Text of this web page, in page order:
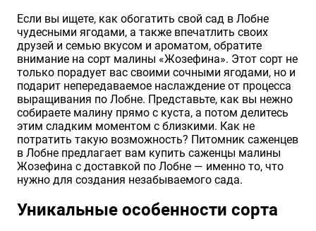
Если вы ищете, как обогатить свой сад в Лобне
чудесными ягодами, а также впечатлить своих
друзей и семью вкусом и ароматом, обратите
внимание на сорт малины «Жозефина». Этот сорт не
только порадует вас своими сочными ягодами, но и
подарит непередаваемое наслаждение от процесса
выращивания по Лобне. Представьте, как вы нежно
собираете малину прямо с куста, а потом делитесь
этим сладким моментом с близкими. Как не
потратить такую возможность? Питомник саженцев
в Лобне предлагает вам купить саженцы малины
Жозефина с доставкой по Лобне — именно то, что
нужно для создания незабываемого сада.
Уникальные особенности сорта